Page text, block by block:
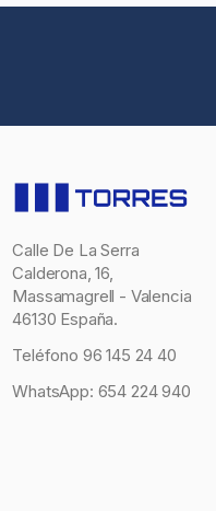
Calle De La Serra
Calderona, 16,
Massamagrell - Valencia
46130 España.
Teléfono 96 145 24 40
WhatsApp: 654 224 940